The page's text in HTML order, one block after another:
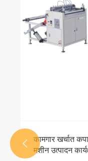
कामगार खर्चात
मशीन उत्पादन
